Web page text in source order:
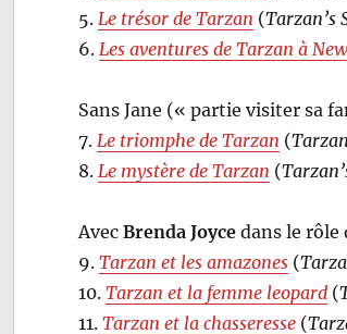
5. Le trésor de Tarzan (Tarzan’s
6. Les aventures de Tarzan à
Sans Jane (« partie visiter sa
7. Le triomphe de Tarzan (
8. Le mystère de Tarzan (
AvecBrenda Joyce dans le rôle
9.Tarzan et les amazones (
10.Tarzan et la femme leopard (
11.Tarzan et la chasseresse (